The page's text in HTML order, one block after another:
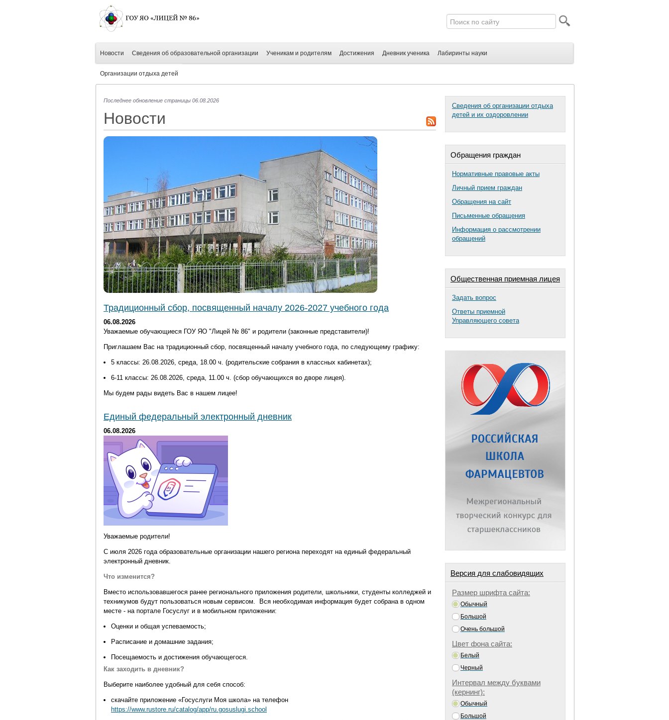
Новости Сведения об образовательной организации Ученикам и родителям Достижения Дневник ученика Лабиринты науки
Организации отдыха детей
Последнее обновление страницы 06.08.2026
Новости
Традиционный сбор, посвященный началу 2026-2027 учебного года
06.08.2026
Уважаемые обучающиеся ГОУ ЯО "Лицей № 86" и родители (законные представители)!
Приглашаем Вас на традиционный сбор, посвященный началу учебного года, по следующему графику:
5 классы: 26.08.2026, среда, 18.00 ч. (родительские собрания в классных кабинетах);
6-11 классы: 26.08.2026, среда, 11.00 ч. (сбор обучающихся во дворе лицея).
Мы будем рады видеть Вас в нашем лицее!
Единый федеральный электронный дневник
06.08.2026
Уважаемые родители!
С июля 2026 года образовательные организации нашего региона переходят на единый федеральный
электронный дневник.
Что изменится?
Вместо использовавшегося ранее регионального приложения родители, школьники, студенты колледжей и
техникумов будут пользоваться новым сервисом. Вся необходимая информация будет собрана в одном
месте - на портале Госуслуг и в мобильном приложении:
Оценки и общая успеваемость;
Расписание и домашние задания;
Посещаемость и достижения обучающегося.
Как заходить в дневник?
Выберите наиболее удобный для себя способ:
скачайте приложение «Госуслуги Моя школа» на телефон
https://www.rustore.ru/catalog/app/ru.gosuslugi.school
Сведения об организации отдыха
детей и их оздоровлении
Обращения граждан
Нормативные правовые акты
Личный прием граждан
Обращения на сайт
Письменные обращения
Информация о рассмотрении
обращений
Общественная приемная лицея
Задать вопрос
Ответы приемной
Управляющего совета
Версия для слабовидящих
Размер шрифта сайта:
Обычный
Большой
Очень большой
Цвет фона сайта:
Белый
Черный
Интервал между буквами
(кернинг):
Обычный
Большой